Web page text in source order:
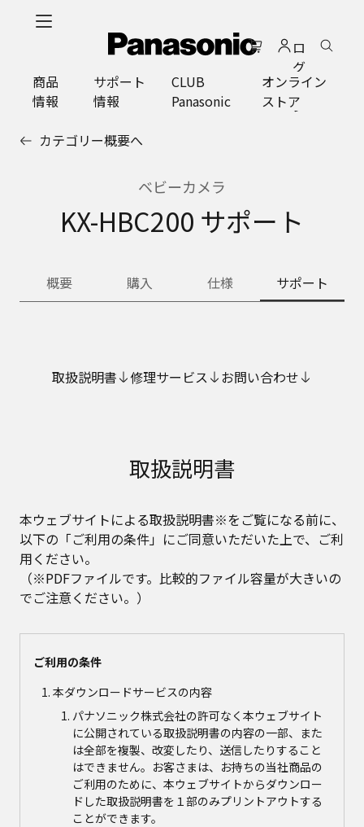
ロ
グ
イ
ン
商品
情報
サポート
情報
CLUB
Panasonic
オンライン
ストア
カテゴリー概要へ
ベビーカメラ
KX-HBC200 サポート
概要 購入 仕様 サポート
取扱説明書 修理サービス お問い合わせ
取扱説明書
本ウェブサイトによる取扱説明書※をご覧になる前に、
以下の「ご利用の条件」にご同意いただいた上で、ご利
用ください。
（※PDFファイルです。比較的ファイル容量が大きいの
でご注意ください。）
ご利用の条件
本ダウンロードサービスの内容
パナソニック株式会社の許可なく本ウェブサイト
に公開されている取扱説明書の内容の一部、また
は全部を複製、改変したり、送信したりすること
はできません。お客さまは、お持ちの当社商品の
ご利用のために、本ウェブサイトからダウンロー
ドした取扱説明書を１部のみプリントアウトする
ことができます。